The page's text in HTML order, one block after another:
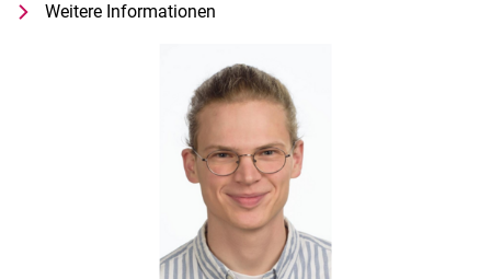
Weitere Informationen